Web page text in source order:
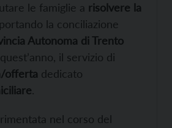
le famiglie a risolvere la
la conciliazione
Autonoma di Trento
il servizio di
offerta dedicato
.
nel corso del